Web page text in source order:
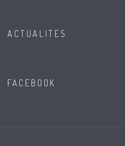
ACTUALITES
FACEBOOK